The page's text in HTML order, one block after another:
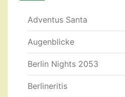
Adventus Santa
Augenblicke
Berlin Nights 2053
Berlineritis